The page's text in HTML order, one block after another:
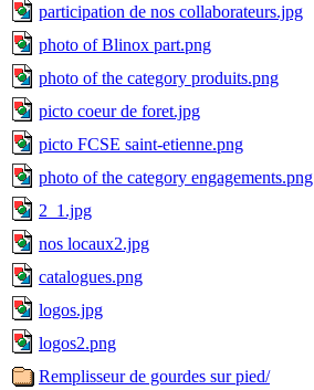
participation de nos collaborateurs.jpg
photo of Blinox part.png
photo of the category produits.png
picto coeur de foret.jpg
picto FCSE saint-etienne.png
photo of the category engagements.png
2_1.jpg
nos locaux2.jpg
catalogues.png
logos.jpg
logos2.png
Remplisseur de gourdes sur pied/